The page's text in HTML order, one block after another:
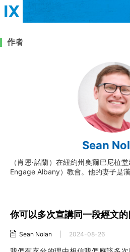
書評
解
福音傳講與宣教
查看全
查看全
隱私條款
正體中文
西班牙語
葡萄牙語
烏茲別克語
达里语
韓語
土耳其語
作者
Sean
（肖恩·諾蘭）在紐約州奧爾巴尼植
Engage Albany）教會。他的妻子是
你可以多次宣講同一段經文的
Sean Nolan 2024-08-26